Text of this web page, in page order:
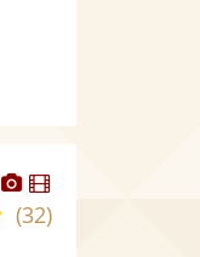
Dieser
Künstler
stellt
Dieser
Künstler
4,9(32)